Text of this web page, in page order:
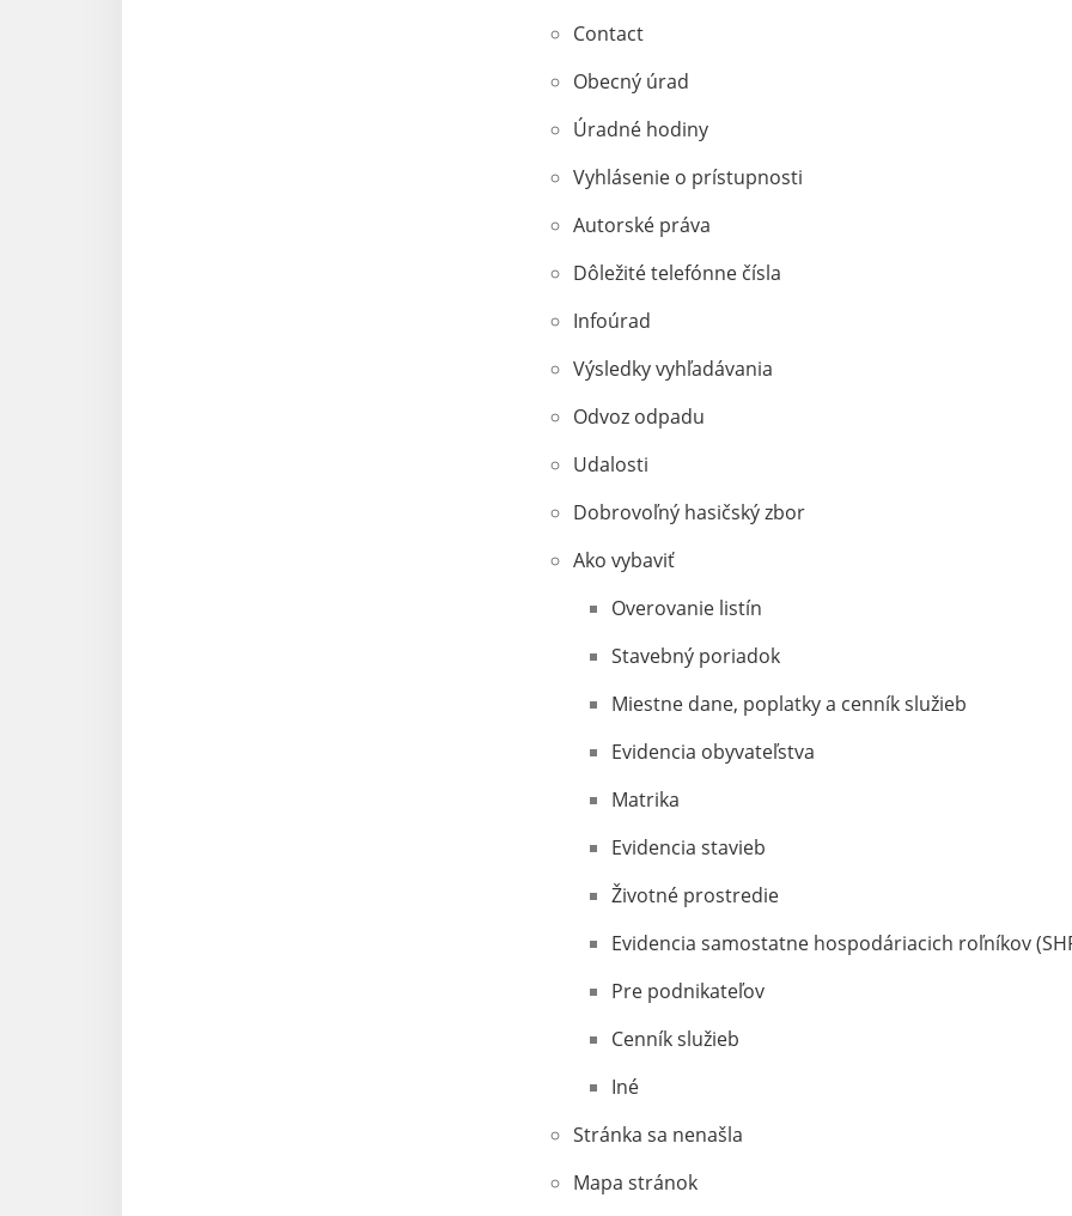
Contact
Obecný úrad
Úradné hodiny
Vyhlásenie o prístupnosti
Autorské práva
Dôležité telefónne čísla
Infoúrad
Výsledky vyhľadávania
Odvoz odpadu
Udalosti
Dobrovoľný hasičský zbor
Ako vybaviť
Overovanie listín
Stavebný poriadok
Miestne dane, poplatky a cenník služieb
Evidencia obyvateľstva
Matrika
Evidencia stavieb
Životné prostredie
Evidencia samostatne hospodáriacich roľníkov
Pre podnikateľov
Cenník služieb
Iné
Stránka sa nenašla
Mapa stránok